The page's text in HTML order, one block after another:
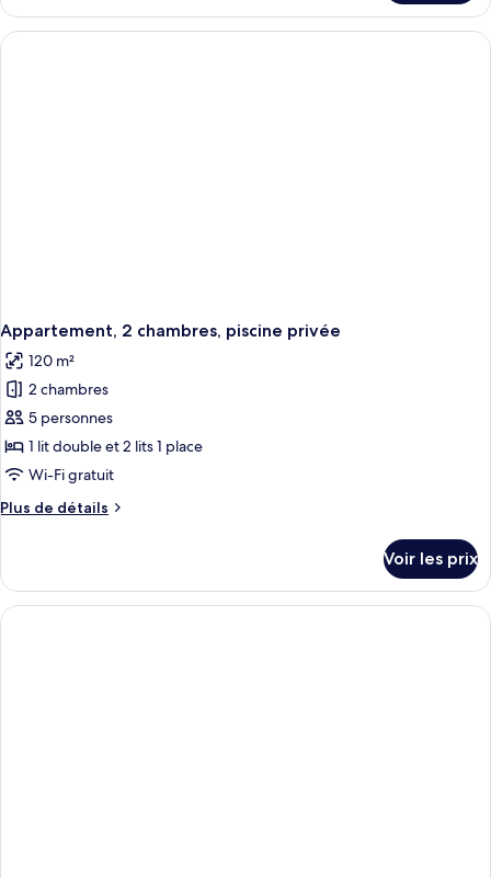
le
type
de
Appartement, 2 chambres, piscine privée
120 m²
2 chambres
5 personnes
1 lit double et 2 lits 1 place
Wi-Fi gratuit
Plus de détails
Plus
le
type
de
Voir les prix